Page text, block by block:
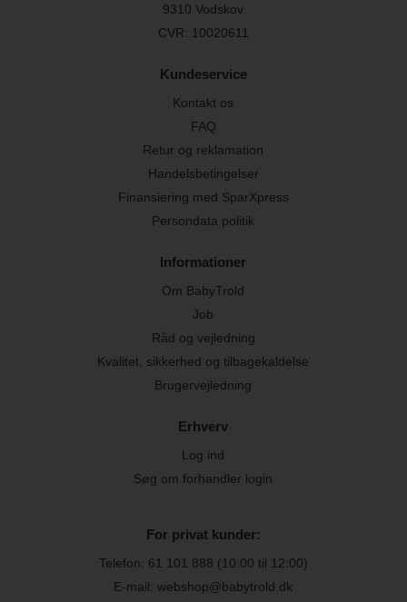
9310 Vodskov
CVR: 10020611
Kundeservice
Kontakt os
FAQ
Retur og reklamation
Handelsbetingelser
Finansiering med SparXpress
Persondata politik
Informationer
Om BabyTrold
Job
Råd og vejledning
Kvalitet, sikkerhed og tilbagekaldelse
Brugervejledning
Erhverv
Log ind
Søg om forhandler login
For privat kunder:
Telefon: 61 101 888 (10:00 til 12:00)
E-mail: webshop@babytrold.dk